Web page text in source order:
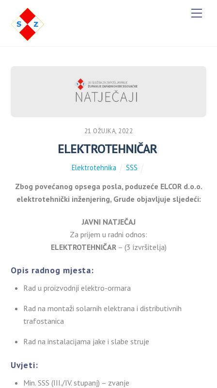
M
e
21 OŽUJKA, 2022
ELEKTROTEHNIČAR
Elektrotehnika SSS
Zbog povećanog opsega posla, poduzeće ELCOR d.o.o.
elektrotehnički inženjering, Grude objavljuje sljedeći:
JAVNI NATJEČAJ
Za prijem u radni odnos:
ELEKTROTEHNIČAR– (3 izvršitelja)
Opis radnog mjesta:
Rad u proizvodnji elektro-ormara
Rad na montaži solarnih elektrana i distributivnih
trafostanica
Rad na instalacijama jake i slabe struje
Uvjeti:
Min. SSS (III./IV. stupanj) – zvanje